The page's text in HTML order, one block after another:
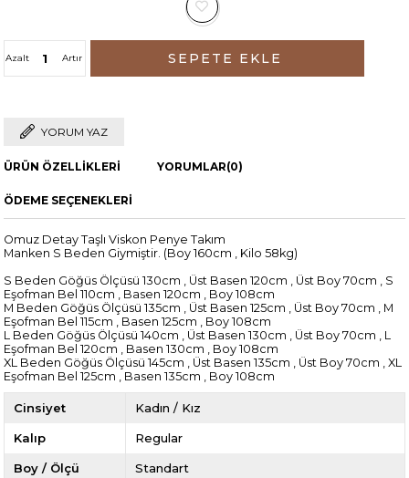
Artır
Azalt
YORUM YAZ
ÜRÜN ÖZELLIKLERI YORUMLAR(0)
ÖDEME SEÇENEKLERI
Omuz Detay Taşlı Viskon Penye Takım
Manken S Beden Giymiştir. (Boy 160cm , Kilo 58kg)
S Beden Göğüs Ölçüsü 130cm , Üst Basen 120cm , Üst Boy 70cm , S
Eşofman Bel 110cm , Basen 120cm , Boy 108cm
M Beden Göğüs Ölçüsü 135cm , Üst Basen 125cm , Üst Boy 70cm , M
Eşofman Bel 115cm , Basen 125cm , Boy 108cm
L Beden Göğüs Ölçüsü 140cm , Üst Basen 130cm , Üst Boy 70cm , L
Eşofman Bel 120cm , Basen 130cm , Boy 108cm
XL Beden Göğüs Ölçüsü 145cm , Üst Basen 135cm , Üst Boy 70cm , XL
Eşofman Bel 125cm , Basen 135cm , Boy 108cm
Cinsiyet Kadın / Kız
Kalıp Regular
Boy / Ölçü Standart